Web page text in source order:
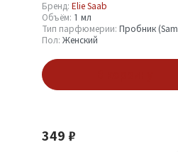
Бренд: Elie Saab
Объём: 1 мл
Тип парфюмерии: Пробник
Пол: Женский
349 ₽